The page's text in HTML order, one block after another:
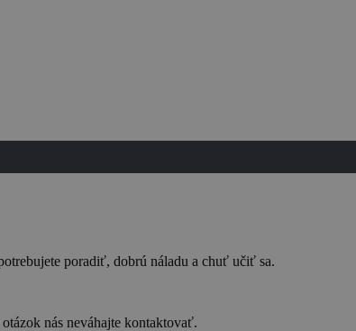
poradiť, dobrú náladu a chuť učiť sa.
nás neváhajte kontaktovať.